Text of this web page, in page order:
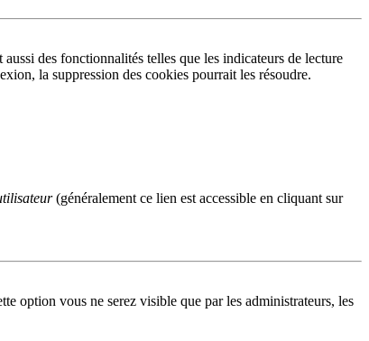
des fonctionnalités telles que les indicateurs de lecture
la suppression des cookies pourrait les résoudre.
(généralement ce lien est accessible en cliquant sur
option vous ne serez visible que par les administrateurs, les